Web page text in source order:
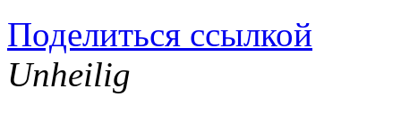
Поделиться ссылкой
Unheilig